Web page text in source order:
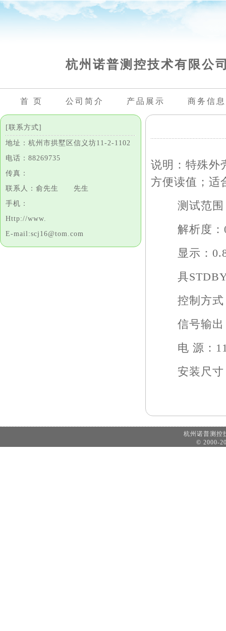
杭州诺普测控技术有限公
首 页 公司简介 产品展示 商务信息
[联系方式]
地址：杭州市拱墅区信义坊11-2-1102
电话：88269735
传真：
联系人：俞先生 先生
手机：
Http://www.
E-mail:scj16@tom.com
说明：特殊外
方便读值；适
测试范围：
解析度：
显示：0.8
具STDBY
控制方式：
信号输出：
电 源：
安装尺寸：
杭州诺普测
© 2000-